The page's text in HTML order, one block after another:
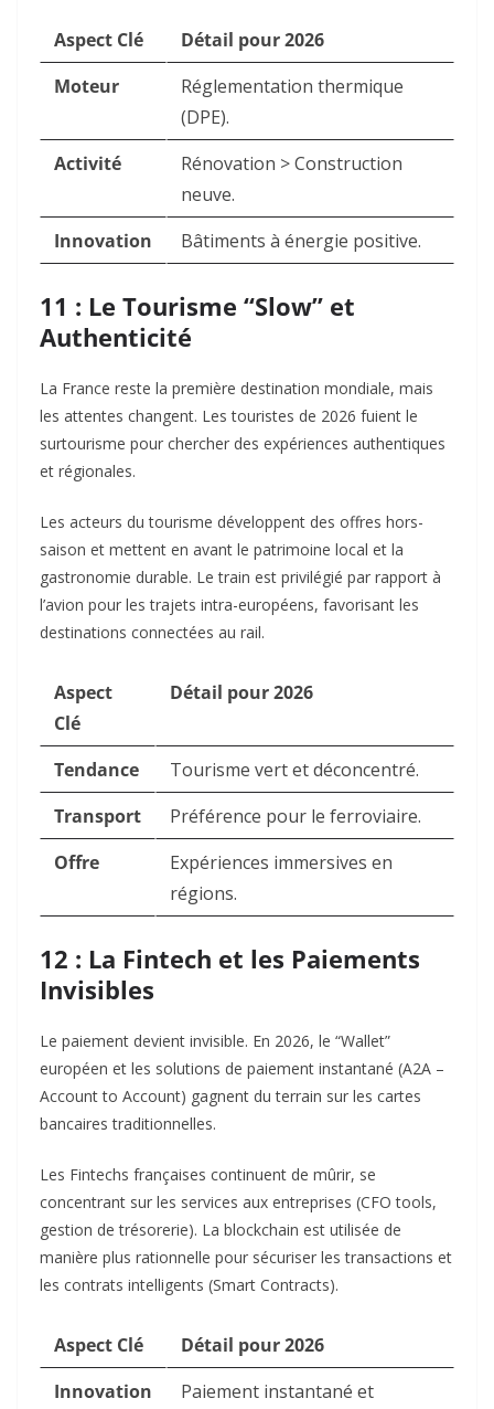
Aspect Clé
Détail pour 2026
Moteur
Réglementation thermique
(DPE).
Activité
Rénovation > Construction
neuve.
Innovation
Bâtiments à énergie positive.
11 : Le Tourisme “Slow” et
Authenticité
La France reste la première destination mondiale, mais
les attentes changent. Les touristes de 2026 fuient le
surtourisme pour chercher des expériences authentiques
et régionales.
Les acteurs du tourisme développent des offres hors-
saison et mettent en avant le patrimoine local et la
gastronomie durable. Le train est privilégié par rapport à
l’avion pour les trajets intra-européens, favorisant les
destinations connectées au rail.
Aspect
Clé
Détail pour 2026
Tendance
Tourisme vert et déconcentré.
Transport
Préférence pour le ferroviaire.
Offre
Expériences immersives en
régions.
12 : La Fintech et les Paiements
Invisibles
Le paiement devient invisible. En 2026, le “Wallet”
européen et les solutions de paiement instantané (A2A –
Account to Account) gagnent du terrain sur les cartes
bancaires traditionnelles.
Les Fintechs françaises continuent de mûrir, se
concentrant sur les services aux entreprises (CFO tools,
gestion de trésorerie). La blockchain est utilisée de
manière plus rationnelle pour sécuriser les transactions et
les contrats intelligents (Smart Contracts).
Aspect Clé
Détail pour 2026
Innovation
Paiement instantané et